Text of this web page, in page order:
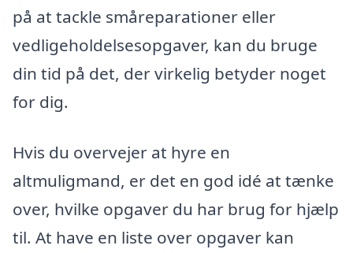
på at tackle småreparationer eller
vedligeholdelsesopgaver, kan du bruge
din tid på det, der virkelig betyder noget
for dig.
Hvis du overvejer at hyre en
altmuligmand, er det en god idé at tænke
over, hvilke opgaver du har brug for hjælp
til. At have en liste over opgaver kan